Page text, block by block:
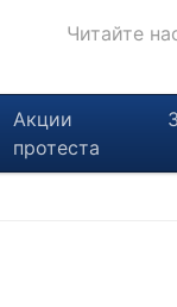
Читайте
Акции
протеста